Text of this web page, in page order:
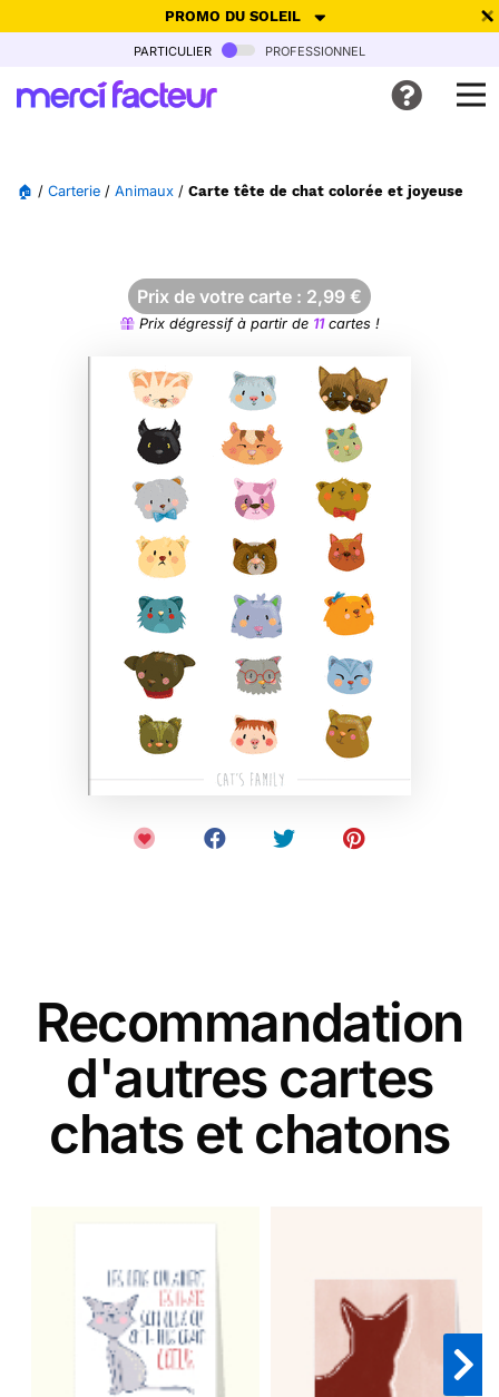
PROMO DU SOLEIL
-30% de réduction avec le code SUMMER26pour envoyer des
Ne plus afficher
particulier professionnel
🏠 / Carterie / Animaux / Carte tête de chat colorée et joyeuse
Prix de votre carte : 2,99 €
Prix dégressif à partir de 11cartes !
Recommandation
d'autres cartes
chats et chatons